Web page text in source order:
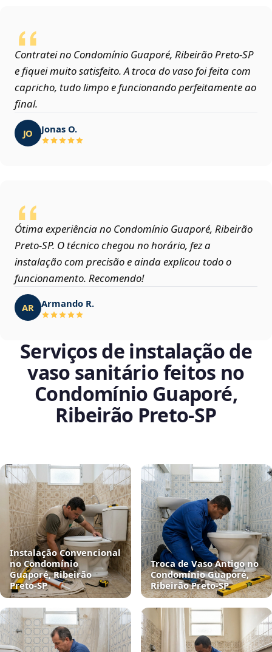
Contratei no Condomínio Guaporé, Ribeirão Preto‑SP
e fiquei muito satisfeito. A troca do vaso foi feita com
capricho, tudo limpo e funcionando perfeitamente ao
final.
JO Jonas O.
Ótima experiência no Condomínio Guaporé, Ribeirão
Preto‑SP. O técnico chegou no horário, fez a
instalação com precisão e ainda explicou todo o
funcionamento. Recomendo!
AR Armando R.
Serviços de instalação de
vaso sanitário feitos no
Condomínio Guaporé,
Ribeirão Preto‑SP
Instalação Convencional
no Condomínio
Guaporé, Ribeirão
Preto‑SP
Troca de Vaso Antigo no
Condomínio Guaporé,
Ribeirão Preto‑SP